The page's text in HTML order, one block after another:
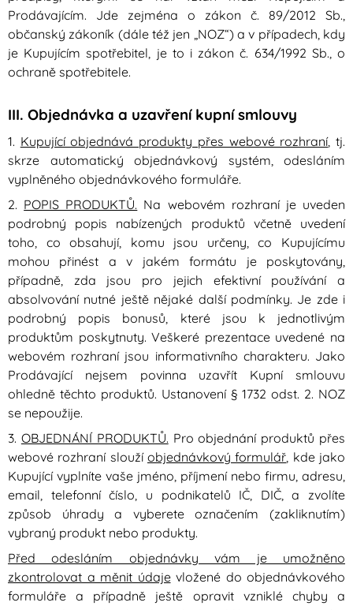
Prodávajícím. Jde zejména o zákon č. 89/2012 Sb.,
občanský zákoník (dále též jen „NOZ“) a v případech, kdy
je Kupujícím spotřebitel, je to i zákon č. 634/1992 Sb., o
ochraně spotřebitele.
III. Objednávka a uzavření kupní smlouvy
1. Kupující objednává produkty přes webové rozhraní, tj.
skrze automatický objednávkový systém, odesláním
vyplněného objednávkového formuláře.
2. POPIS PRODUKTŮ. Na webovém rozhraní je uveden
podrobný popis nabízených produktů včetně uvedení
toho, co obsahují, komu jsou určeny, co Kupujícímu
mohou přinést a v jakém formátu je poskytovány,
případně, zda jsou pro jejich efektivní používání a
absolvování nutné ještě nějaké další podmínky. Je zde i
podrobný popis bonusů, které jsou k jednotlivým
produktům poskytnuty. Veškeré prezentace uvedené na
webovém rozhraní jsou informativního charakteru. Jako
Prodávající nejsem povinna uzavřít Kupní smlouvu
ohledně těchto produktů. Ustanovení § 1732 odst. 2. NOZ
se nepoužije.
3. OBJEDNÁNÍ PRODUKTŮ. Pro objednání produktů přes
webové rozhraní slouží objednávkový formulář , kde jako
Kupující vyplníte vaše jméno, příjmení nebo firmu, adresu,
email, telefonní číslo, u podnikatelů IČ, DIČ, a zvolíte
způsob úhrady a vyberete označením (zakliknutím)
vybraný produkt nebo produkty.
Před odesláním objednávky vám je umožněno
zkontrolovat a měnit údajevložené do objednávkového
formuláře a případně ještě opravit vzniklé chyby a